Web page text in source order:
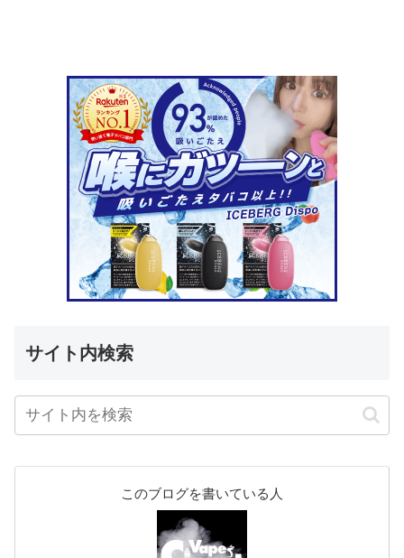
サイト内検索
このブログを書いている人